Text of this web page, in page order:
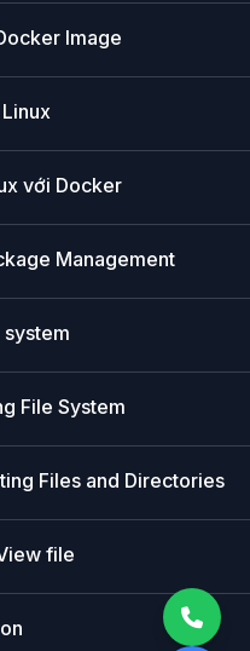
Image
với Docker
Management
File System
Files and Directories
file